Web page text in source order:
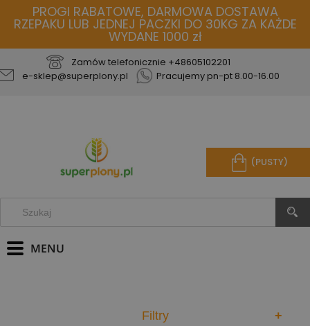
PROGI RABATOWE, DARMOWA DOSTAWA
RZEPAKU LUB JEDNEJ PACZKI DO 30KG ZA KAŻDE
WYDANE 1000 zł
Zamów telefonicznie +48605102201
e-sklep@superplony.pl
Pracujemy pn-pt 8.00-16.00
(PUSTY)
Filtry +